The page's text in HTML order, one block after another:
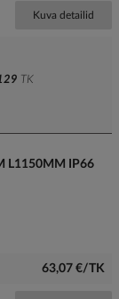
Kuva detailid
TK
L1150MM IP66
63,07 €/TK